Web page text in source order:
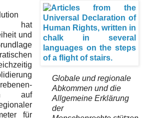
Globale und regionale
Abkommen und die
Allgemeine Erklärung
der
hat
und
auf
für